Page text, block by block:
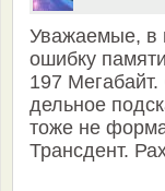
Уважаемые, в
ошибку
197
дельное
тоже не
Трансдент.